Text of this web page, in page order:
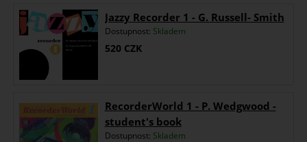
Jazzy Recorder 1 - G. Russell- Smith
Dostupnost: Skladem
520 CZK
RecorderWorld 1 - P. Wedgwood -
student's book
Dostupnost: Skladem